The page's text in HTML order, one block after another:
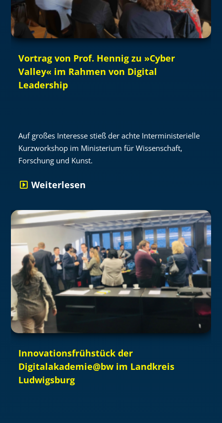
Vortrag von Prof. Hennig zu »Cyber
Valley« im Rahmen von Digital
Leadership
Auf großes Interesse stieß der achte Interministerielle
Kurzworkshop im Ministerium für Wissenschaft,
Forschung und Kunst.
Weiterlesen
Innovationsfrühstück der
Digitalakademie@bw im Landkreis
Ludwigsburg